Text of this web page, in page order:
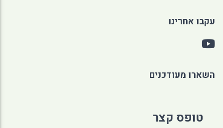
עקבו אחרינו
השארו מעודכנים
טופס קצר